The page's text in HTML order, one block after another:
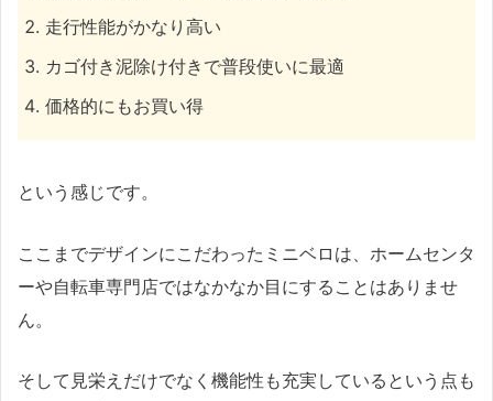
走行性能がかなり高い
カゴ付き泥除け付きで普段使いに最適
価格的にもお買い得
という感じです。
ここまでデザインにこだわったミニベロは、ホームセンタ
ーや自転車専門店ではなかなか目にすることはありませ
ん。
そして見栄えだけでなく機能性も充実しているという点も